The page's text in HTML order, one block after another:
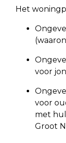
Het
voor
voor
met
Groot